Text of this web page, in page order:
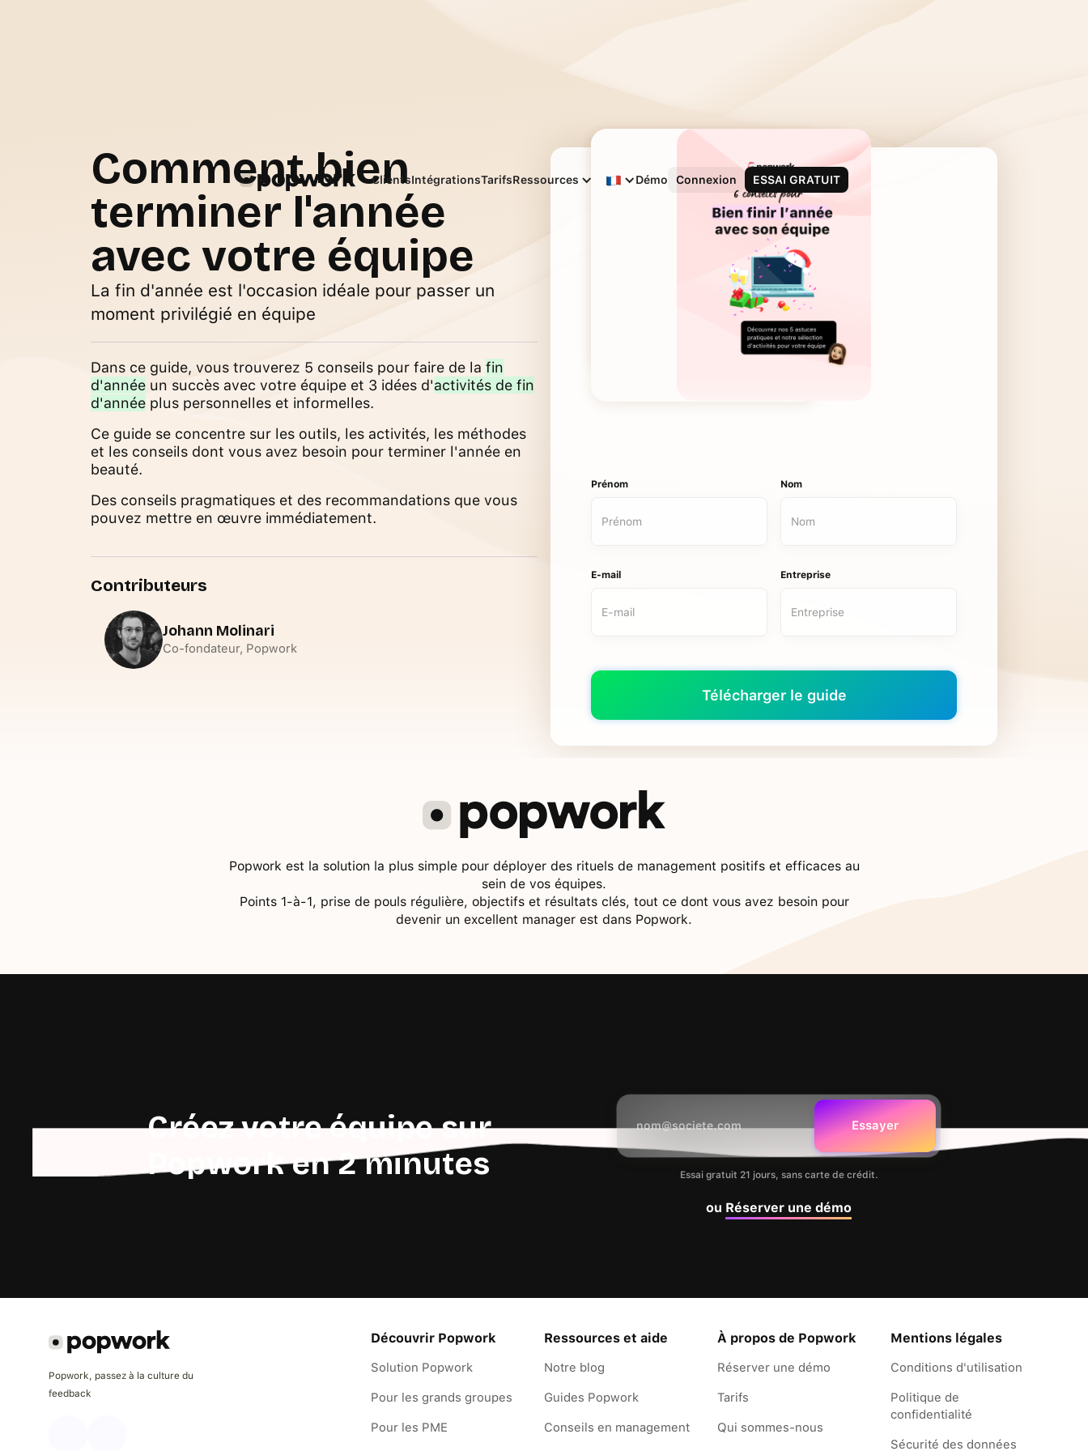
Clients Intégrations Tarifs Ressources Français
Démo Connexion ESSAI GRATUIT
Comment bien
terminer l'année
avec votre équipe
La fin d'année est l'occasion idéale pour passer un
moment privilégié en équipe
Dans ce guide, vous trouverez 5 conseils pour faire de la fin
d'année un succès avec votre équipe et 3 idées d'activités de fin
d'année plus personnelles et informelles.
Ce guide se concentre sur les outils, les activités, les méthodes
et les conseils dont vous avez besoin pour terminer l'année en
beauté.
Des conseils pragmatiques et des recommandations que vous
pouvez mettre en œuvre immédiatement.
Contributeurs
Johann Molinari
Co-fondateur, Popwork
Prénom Nom
E-mail Entreprise
Popwork est la solution la plus simple pour déployer des rituels de management positifs et efficaces au
sein de vos équipes.
Points 1-à-1, prise de pouls régulière, objectifs et résultats clés, tout ce dont vous avez besoin pour
devenir un excellent manager est dans Popwork.
Créez votre équipe sur
Popwork en 2 minutes
Essai gratuit 21 jours, sans carte de crédit.
ou Réserver une démo
Popwork, passez à la culture du
feedback
Découvrir Popwork
Solution Popwork
Pour les grands groupes
Pour les PME
Ressources et aide
Notre blog
Guides Popwork
Conseils en management
À propos de Popwork
Réserver une démo
Tarifs
Qui sommes-nous
Mentions légales
Conditions d'utilisation
Politique de
confidentialité
Sécurité des données